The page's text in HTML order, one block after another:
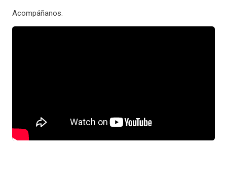
Acompáñanos.